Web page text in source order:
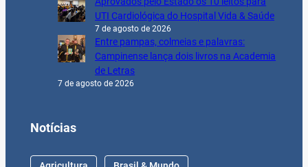
UTI Cardiológica do Hospital Vida & Saúde
7 de agosto de 2026
Entre pampas, colmeias e palavras:
Campinense lança dois livros na Academia
de Letras
7 de agosto de 2026
Notícias